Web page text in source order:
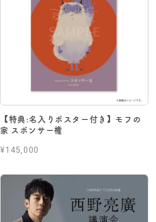
【特典:名入りポスター付き】モフの
家 スポンサー権
¥145,000